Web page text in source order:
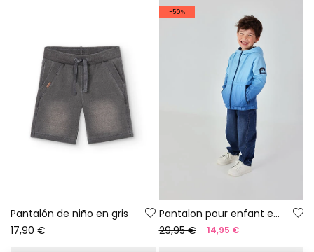
Pantalón de niño en gris
17,90 €
-50%
Pantalon pour enfant en denim bleu
29,95 €
14,95 €